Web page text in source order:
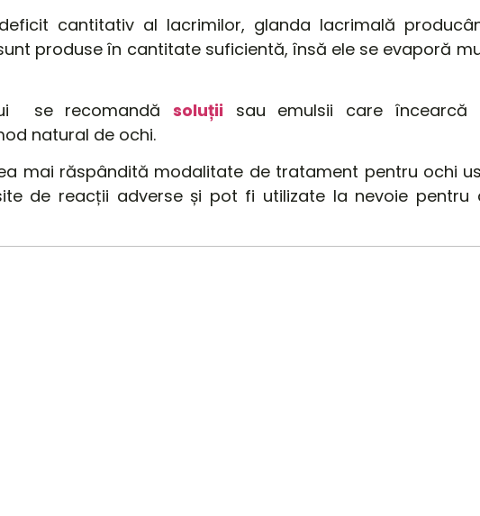
cantitativ al lacrimilor, glanda lacrimală
produse în cantitate suficientă, însă ele se evaporă
se recomandă soluții sau emulsii care încearcă
natural de ochi.
mai răspândită modalitate de tratament pentru ochi
de reacții adverse și pot fi utilizate la nevoie pentru